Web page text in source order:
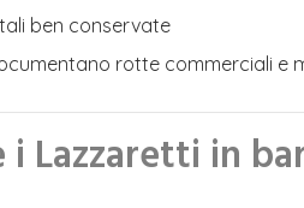
ben conservate
rotte commerciali e
Lazzaretti in